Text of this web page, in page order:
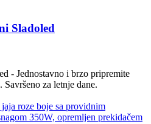
Sladoled
- Jednostavno i brzo pripremite
za letnje dane.